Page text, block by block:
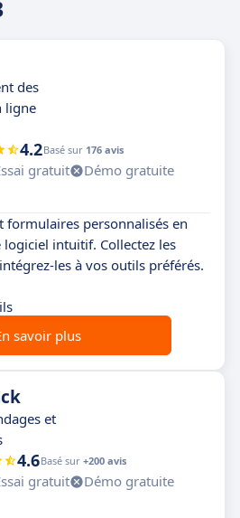
des
ligne
4.2Basé sur 176 avis
gratuit
Démo gratuite
formulaires personnalisés en
logiciel intuitif. Collectez les
les à vos outils préférés.
savoir plus
et
4.6Basé sur +200 avis
gratuit
Démo gratuite